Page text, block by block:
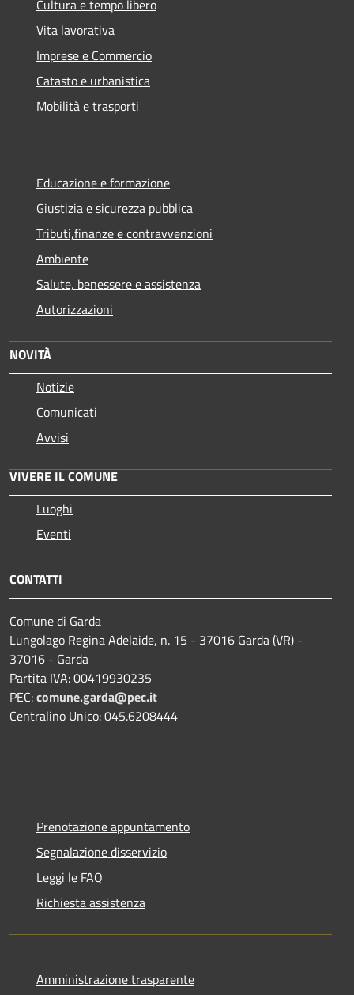
Cultura e tempo libero
Vita lavorativa
Imprese e Commercio
Catasto e urbanistica
Mobilità e trasporti
Educazione e formazione
Giustizia e sicurezza pubblica
Tributi,finanze e contravvenzioni
Ambiente
Salute, benessere e assistenza
Autorizzazioni
NOVITÀ
Notizie
Comunicati
Avvisi
VIVERE IL COMUNE
Luoghi
Eventi
CONTATTI
Comune di Garda
Lungolago Regina Adelaide, n. 15 - 37016 Garda (VR) -
37016 - Garda
Partita IVA: 00419930235
PEC:comune.garda@pec.it
Centralino Unico: 045.6208444
Prenotazione appuntamento
Segnalazione disservizio
Leggi le FAQ
Richiesta assistenza
Amministrazione trasparente